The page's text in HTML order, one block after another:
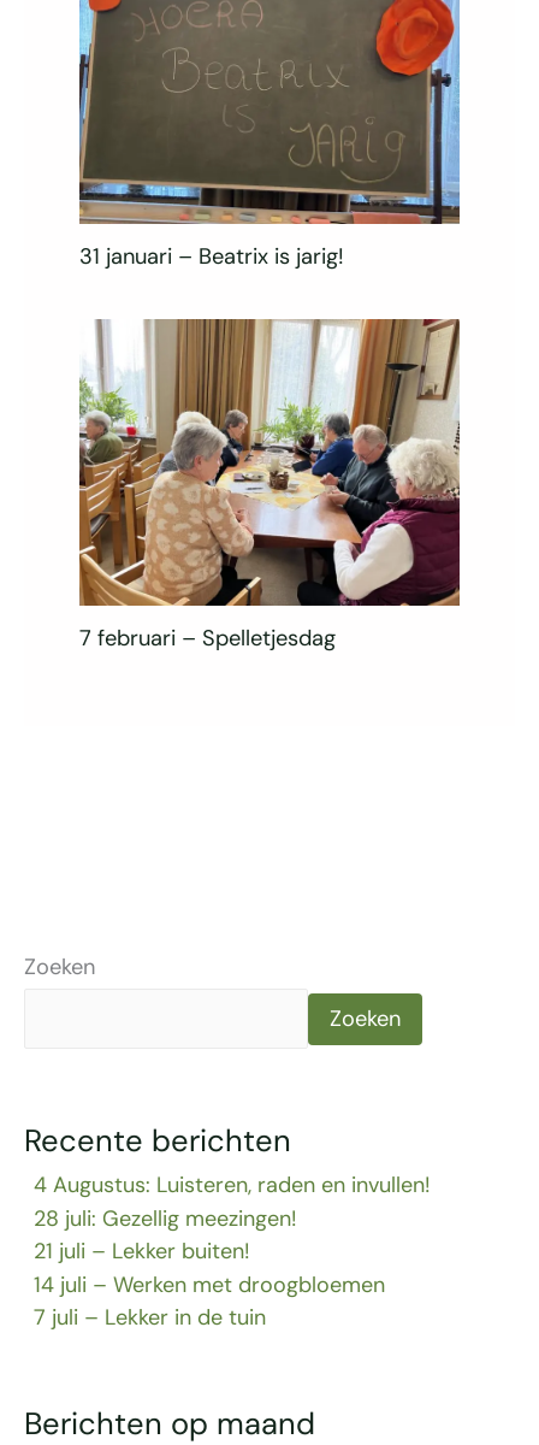
Zoeken
Zoeken
Recente berichten
4 Augustus: Luisteren, raden en invullen!
28 juli: Gezellig meezingen!
21 juli – Lekker buiten!
14 juli – Werken met droogbloemen
7 juli – Lekker in de tuin
Berichten op maand
31 januari – Beatrix is jarig!
7 februari – Spelletjesdag